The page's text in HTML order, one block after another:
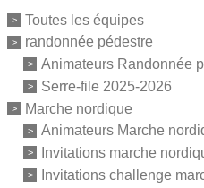
Toutes les équipes
randonnée pédestre
Animateurs Randonnée
Serre-file 2025-2026
Marche nordique
Animateurs Marche
Invitations marche
Invitations challenge